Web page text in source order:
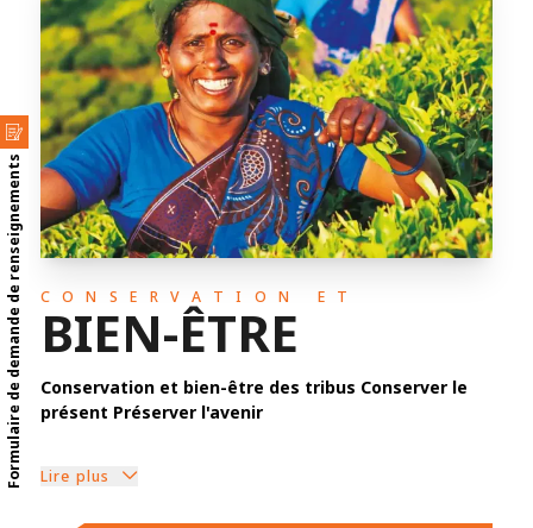
Formulaire de demande de renseignements CONSERVATION ET
BIEN-ÊTRE
Conservation et bien-être des tribus Conserver le
présent Préserver l'avenir
Lire plus